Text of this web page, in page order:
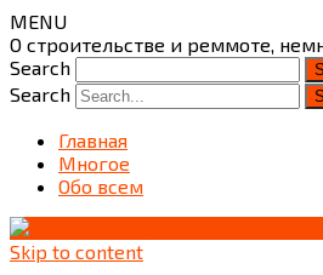
MENU
О строительстве и реммоте,
Search
Search
Главная
Многое
Обо всем
Skip to content